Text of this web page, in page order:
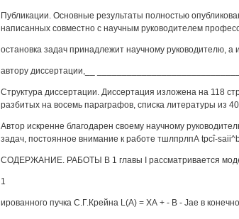
Публикации. Основные результаты полностью
написанных совместно с научным руководителем
остановка задач принадлежит научному руководителю, а
автору диссертации,__
Структура диссертации. Диссертация изложена на 118
разбитых на восемь параграфов, списка литературы из
Автор искренне благодарен своему научному
задач, постоянное внимание к работе тшлпрлпА tpcî-
СОДЕРЖАНИЕ. РАБОТЫ В 1 главы I рассматривается
1
ированного пучка С.Г.Крейна L(A) = ХА + - В - Jae в